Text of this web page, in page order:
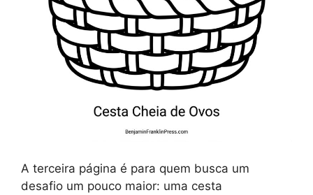
A terceira página é para quem busca um
desafio um pouco maior: uma cesta